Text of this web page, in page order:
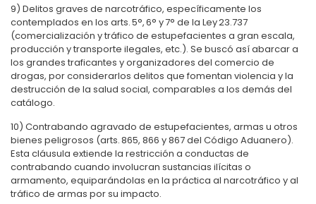
9) Delitos graves de narcotráfico, específicamente los
contemplados en los arts. 5°, 6° y 7° de la Ley 23.737
(comercialización y tráfico de estupefacientes a gran escala,
producción y transporte ilegales, etc.). Se buscó así abarcar a
los grandes traficantes y organizadores del comercio de
drogas, por considerarlos delitos que fomentan violencia y la
destrucción de la salud social, comparables a los demás del
catálogo.
10) Contrabando agravado de estupefacientes, armas u otros
bienes peligrosos (arts. 865, 866 y 867 del Código Aduanero).
Esta cláusula extiende la restricción a conductas de
contrabando cuando involucran sustancias ilícitas o
armamento, equiparándolas en la práctica al narcotráfico y al
tráfico de armas por su impacto.